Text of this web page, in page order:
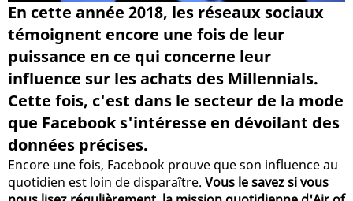
En cette année 2018, les réseaux sociaux
témoignent encore une fois de leur
puissance en ce qui concerne leur
influence sur les achats des Millennials.
Cette fois, c'est dans le secteur de la mode
que Facebook s'intéresse en dévoilant des
données précises.
Encore une fois, Facebook prouve que son influence au
quotidien est loin de disparaître. Vous le savez si vous